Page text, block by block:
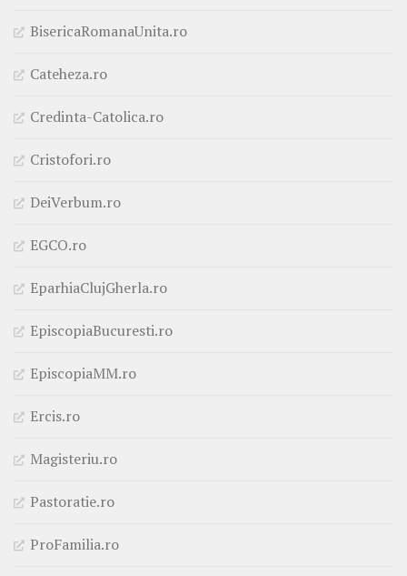
BisericaRomanaUnita.ro
Cateheza.ro
Credinta-Catolica.ro
Cristofori.ro
DeiVerbum.ro
EGCO.ro
EparhiaClujGherla.ro
EpiscopiaBucuresti.ro
EpiscopiaMM.ro
Ercis.ro
Magisteriu.ro
Pastoratie.ro
ProFamilia.ro